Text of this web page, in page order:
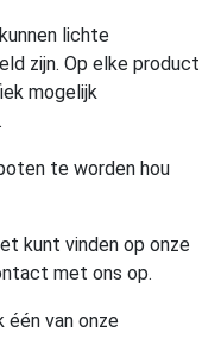
lichte
zijn. Op elke product
mogelijk
te worden hou
kunt vinden op onze
met ons op.
één van onze